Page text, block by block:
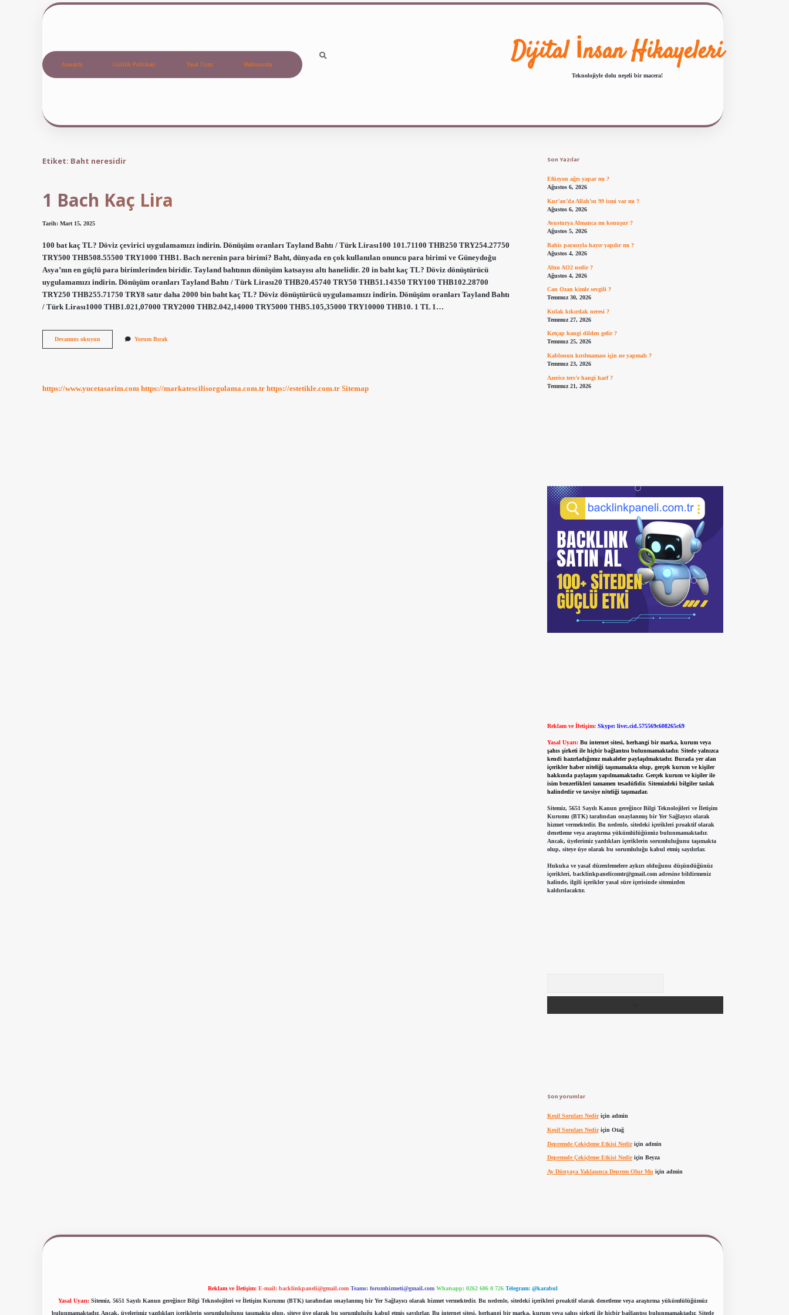
Anasayfa Gizlilik Politikası Yasal Uyarı Hakkımızda Dijital İnsan Hikayeleri
Teknolojiyle dolu neşeli bir macera!
Etiket: Baht neresidir
1 Bach Kaç Lira
Tarih: Mart 15, 2025
100 bat kaç TL? Döviz çevirici uygulamamızı indirin. Dönüşüm oranları Tayland Bahtı / Türk Lirası100 101.71100 THB250 TRY254.27750
TRY500 THB508.55500 TRY1000 THB1. Bach nerenin para birimi? Baht, dünyada en çok kullanılan onuncu para birimi ve Güneydoğu
Asya’nın en güçlü para birimlerinden biridir. Tayland bahtının dönüşüm katsayısı altı hanelidir. 20 in baht kaç TL? Döviz dönüştürücü
uygulamamızı indirin. Dönüşüm oranları Tayland Bahtı / Türk Lirası20 THB20.45740 TRY50 THB51.14350 TRY100 THB102.28700
TRY250 THB255.71750 TRY8 satır daha 2000 bin baht kaç TL? Döviz dönüştürücü uygulamamızı indirin. Dönüşüm oranları Tayland Bahtı
/ Türk Lirası1000 THB1.021,07000 TRY2000 THB2.042,14000 TRY5000 THB5.105,35000 TRY10000 THB10. 1 TL 1…
Devamını okuyun
Bach
Yorum Bırak
https://www.yucetasarim.com https://markatescilisorgulama.com.tr https://estetikle.com.tr Sitemap
Son Yazılar
Efüzyon ağrı yapar mı ?
Ağustos 6, 2026
Kur’an’da Allah’ın 99 ismi var mı ?
Ağustos 6, 2026
Avusturya Almanca mı konuşur ?
Ağustos 5, 2026
Bahis parasıyla hayır yapılır mı ?
Ağustos 4, 2026
Altın AO2 nedir ?
Ağustos 4, 2026
Can Ozan kimle sevgili ?
Temmuz 30, 2026
Kulak kıkırdak neresi ?
Temmuz 27, 2026
Ketçap hangi dilden gelir ?
Temmuz 25, 2026
Kablonun kırılmaması için ne yapmalı ?
Temmuz 23, 2026
Azerice ters’e hangi harf ?
Temmuz 21, 2026
Reklam ve İletişim: Skype: live:.cid.575569c608265c69
Yasal Uyarı: Bu internet sitesi, herhangi bir marka, kurum veya
şahıs şirketi ile hiçbir bağlantısı bulunmamaktadır. Sitede yalnızca
kendi hazırladığımız makaleler paylaşılmaktadır. Burada yer alan
içerikler haber niteliği taşımamakta olup, gerçek kurum ve kişiler
hakkında paylaşım yapılmamaktadır. Gerçek kurum ve kişiler ile
isim benzerlikleri tamamen tesadüfidir. Sitemizdeki bilgiler taslak
halindedir ve tavsiye niteliği taşımazlar.
Sitemiz, 5651 Sayılı Kanun gereğince Bilgi Teknolojileri ve İletişim
Kurumu (BTK) tarafından onaylanmış bir Yer Sağlayıcı olarak
hizmet vermektedir. Bu nedenle, sitedeki içerikleri proaktif olarak
denetleme veya araştırma yükümlülüğümüz bulunmamaktadır.
Ancak, üyelerimiz yazdıkları içeriklerin sorumluluğunu taşımakta
olup, siteye üye olarak bu sorumluluğu kabul etmiş sayılırlar.
Hukuka ve yasal düzenlemelere aykırı olduğunu düşündüğünüz
içerikleri, backlinkpanelicomtr@gmail.comadresine bildirmeniz
halinde, ilgili içerikler yasal süre içerisinde sitemizden
kaldırılacaktır.
Son yorumlar
Keşif Soruları Nediriçin admin
Keşif Soruları Nediriçin Otağ
Depremde Çekiçleme Etkisi Nediriçin admin
Depremde Çekiçleme Etkisi Nediriçin Beyza
Ay Dünyaya Yaklaşınca Deprem Olur Mu için admin
Reklam ve İletişim: E-mail: backlinkpaneli@gmail.com Teams: forumhizmeti@gmail.com Whatsapp: 0262 606 0 726 Telegram: @karabul
Yasal Uyarı: Sitemiz, 5651 Sayılı Kanun gereğince Bilgi Teknolojileri ve İletişim Kurumu (BTK) tarafından onaylanmış bir Yer Sağlayıcı olarak hizmet vermektedir. Bu nedenle, sitedeki içerikleri proaktif olarak denetleme veya araştırma yükümlülüğümüz
bulunmamaktadır. Ancak, üyelerimiz yazdıkları içeriklerin sorumluluğunu taşımakta olup, siteye üye olarak bu sorumluluğu kabul etmiş sayılırlar. Bu internet sitesi, herhangi bir marka, kurum veya şahıs şirketi ile hiçbir bağlantısı bulunmamaktadır. Sitede